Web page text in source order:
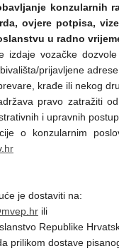
konzularnih
ovjere potpisa,
u radno
izdaje vozačke
prijavljene adrese
krađe ili nekog
pravo zatražiti
i upravnih
o konzularnim
je dostaviti na:
ili
Republike
prilikom dostave